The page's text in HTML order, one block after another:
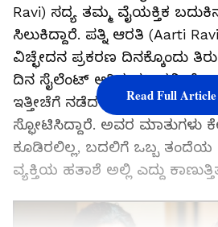
Ravi) ಸದ್ಯ ತಮ್ಮ ವೈಯಕ್ತಿಕ
ಸಿಲುಕಿದ್ದಾರೆ. ಪತ್ನಿ ಆರತಿ (Aarti
ವಿಚ್ಛೇದನ ಪ್ರಕರಣ ದಿನಕ್ಕೊಂದು
ದಿನ ಸೈಲೆಂಟ್ ಆಗಿದ್ದ ನಟ ರವಿ
ಇತ್ತೀಚೆಗೆ ನಡೆದ
ಸ್ಫೋಟಿಸಿದ್ದಾರೆ. ಅವರ ಮಾತುಗಳು
ಕೂಡಿರಲಿಲ್ಲ, ಬದಲಿಗೆ ಒಬ್ಬ ತಂದೆಯ
ವ್ಯಕ್ತಿಯ ಹತಾಶೆ ಅಲ್ಲಿ ಎದ್ದು
Read Full Article